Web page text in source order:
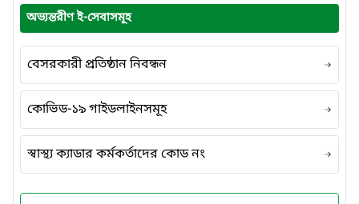
অভ্যন্তরীণ ই-সেবাসমূহ
বেসরকারী প্রতিষ্ঠান নিবন্ধন
কোভিড-১৯ গাইডলাইনসমূহ
স্বাস্থ্য ক্যাডার কর্মকর্তাদের কোড নং